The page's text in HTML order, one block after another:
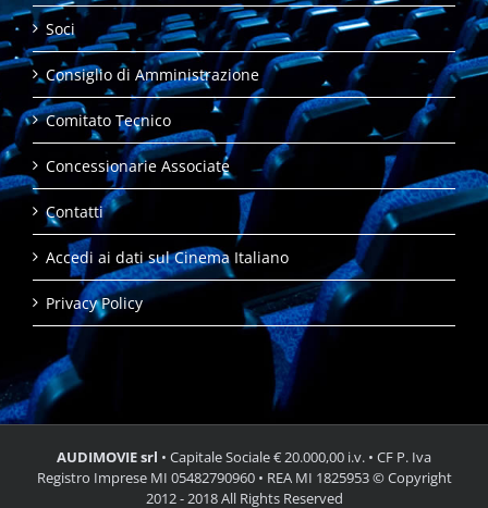
Soci
Consiglio di Amministrazione
Comitato Tecnico
Concessionarie Associate
Contatti
Accedi ai dati sul Cinema Italiano
Privacy Policy
AUDIMOVIE srl • Capitale Sociale € 20.000,00 i.v. • CF P. Iva
Registro Imprese MI 05482790960 • REA MI 1825953 © Copyright
2012 - 2018 All Rights Reserved